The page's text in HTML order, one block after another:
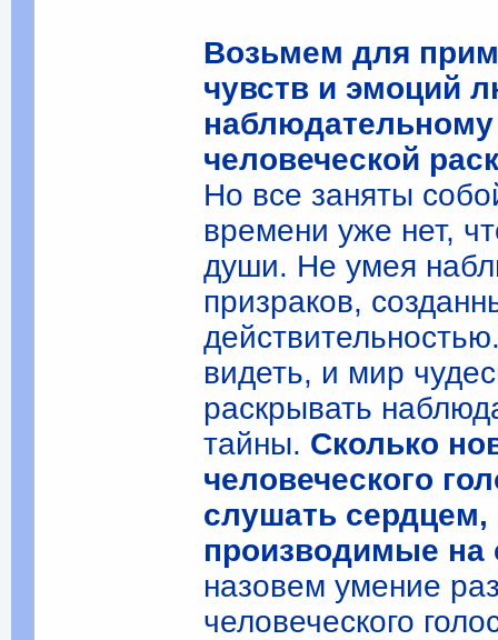
Возьмем для
чувств и эмоций
человеческой
Но все заняты
времени уже нет,
души. Не умея
призраков,
видеть, и мир
раскрывать
тайны. Сколько
человеческого
слушать сердцем,
производимые на
назовем умение
человеческого